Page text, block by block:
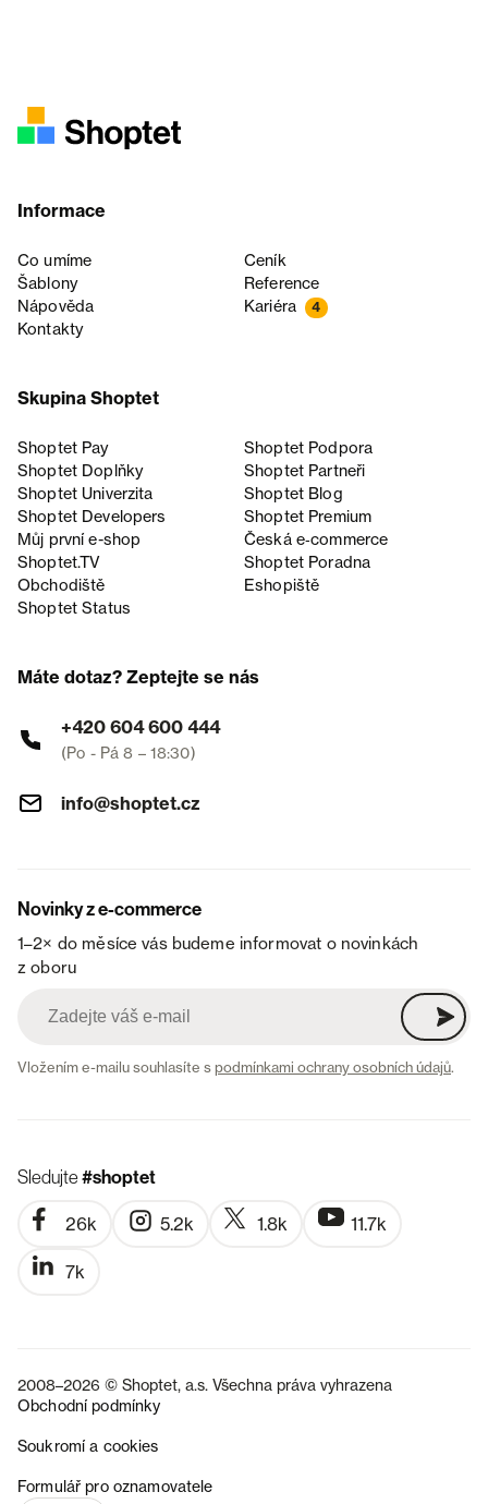
Informace
Co umíme
Ceník
Šablony
Reference
Nápověda
Kariéra 4
Kontakty
Skupina Shoptet
Shoptet Pay
Shoptet Podpora
Shoptet Doplňky
Shoptet Partneři
Shoptet Univerzita
Shoptet Blog
Shoptet Developers
Shoptet Premium
Můj první e-shop
Česká e‑commerce
Shoptet.TV
Shoptet Poradna
Obchodiště
Eshopiště
Shoptet Status
Máte dotaz? Zeptejte se nás
+420 604 600 444
(Po - Pá 8 – 18:30)
info@shoptet.cz
Novinky z e-commerce
1–2× do měsíce vás budeme informovat o novinkách
z oboru
Vložením e-mailu souhlasíte spodmínkami ochrany osobních údajů.
Sledujte#shoptet
26k 5.2k 1.8k 11.7k
7k
2008–2026 © Shoptet, a.s. Všechna práva vyhrazena
Obchodní podmínky
Soukromí a cookies
Formulář pro oznamovatele